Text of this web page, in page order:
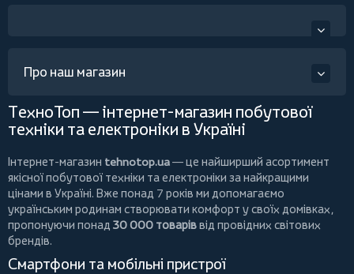
Про наш магазин
ТехноТоп — інтернет-магазин побутової
техніки та електроніки в Україні
Інтернет-магазин tehnotop.ua— це найширший асортимент
якісної побутової техніки та електроніки за найкращими
цінами в Україні. Вже понад 7 років ми допомагаємо
українським родинам створювати комфорт у своїх домівках,
пропонуючи понад 30 000 товаріввід провідних світових
брендів.
Смартфони та мобільні пристрої